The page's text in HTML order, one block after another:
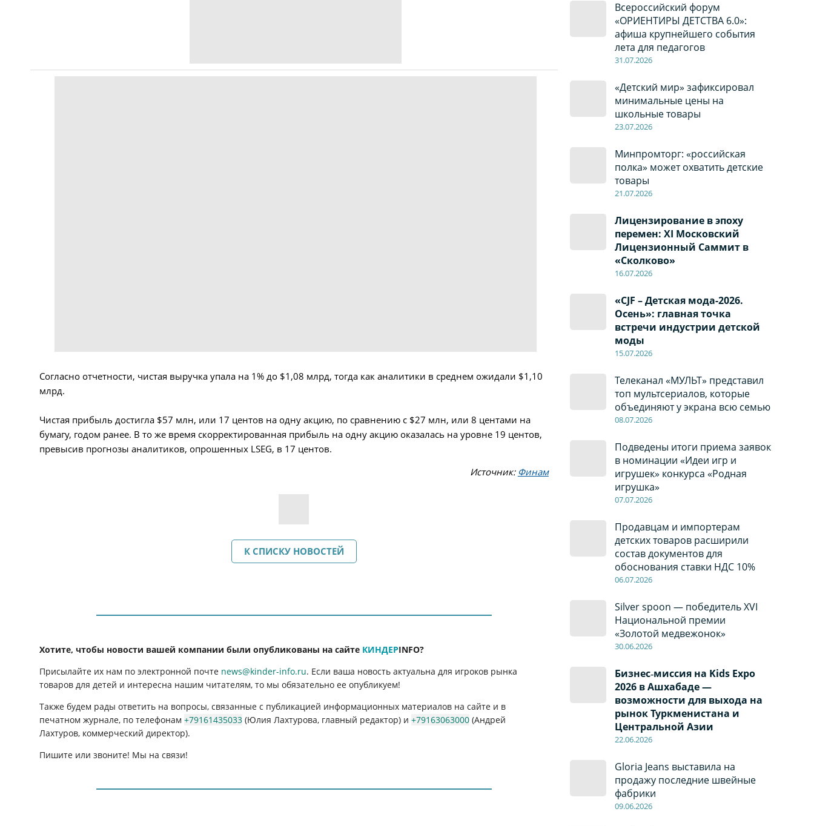
Всероссийский форум
«ОРИЕНТИРЫ ДЕТСТВА 6.0»:
афиша крупнейшего события
лета для педагогов
31.07.2026
«Детский мир» зафиксировал
минимальные цены на
школьные товары
23.07.2026
Минпромторг: «российская
полка» может охватить детские
товары
21.07.2026
Лицензирование в эпоху
перемен: XI Московский
Лицензионный Саммит в
«Сколково»
16.07.2026
«CJF – Детская мода-2026.
Осень»: главная точка
встречи индустрии детской
моды
15.07.2026
Телеканал «МУЛЬТ» представил
топ мультсериалов, которые
объединяют у экрана всю семью
08.07.2026
Подведены итоги приема заявок
в номинации «Идеи игр и
игрушек» конкурса «Родная
игрушка»
07.07.2026
Продавцам и импортерам
детских товаров расширили
состав документов для
обоснования ставки НДС 10%
06.07.2026
Silver spoon — победитель XVI
Национальной премии
«Золотой медвежонок»
30.06.2026
Бизнес‑миссия на Kids Expo
2026 в Ашхабаде —
возможности для выхода на
рынок Туркменистана и
Центральной Азии
22.06.2026
Gloria Jeans выставила на
продажу последние швейные
фабрики
09.06.2026
Согласно отчетности, чистая выручка упала на 1% до $1,08 млрд, тогда как аналитики в среднем ожидали $1,10
млрд.
Чистая прибыль достигла $57 млн, или 17 центов на одну акцию, по сравнению с $27 млн, или 8 центами на
бумагу, годом ранее. В то же время скорректированная прибыль на одну акцию оказалась на уровне 19 центов,
превысив прогнозы аналитиков, опрошенных LSEG, в 17 центов.
Источник: Финам
К СПИСКУ НОВОСТЕЙ
Хотите, чтобы новости вашей компании были опубликованы на сайте КИНДЕРINFO?
Присылайте их нам по электронной почте news@kinder-info.ru. Если ваша новость актуальна для игроков рынка
товаров для детей и интересна нашим читателям, то мы обязательно ее опубликуем!
Также будем рады ответить на вопросы, связанные с публикацией информационных материалов на сайте и в
печатном журнале, по телефонам+79161435033 (Юлия Лахтурова, главный редактор) и+79163063000 (Андрей
Лахтуров, коммерческий директор).
Пишите или звоните! Мы на связи!